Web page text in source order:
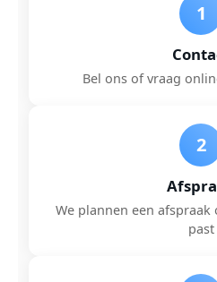
1
Bel ons of vraag
2
We plannen een
past